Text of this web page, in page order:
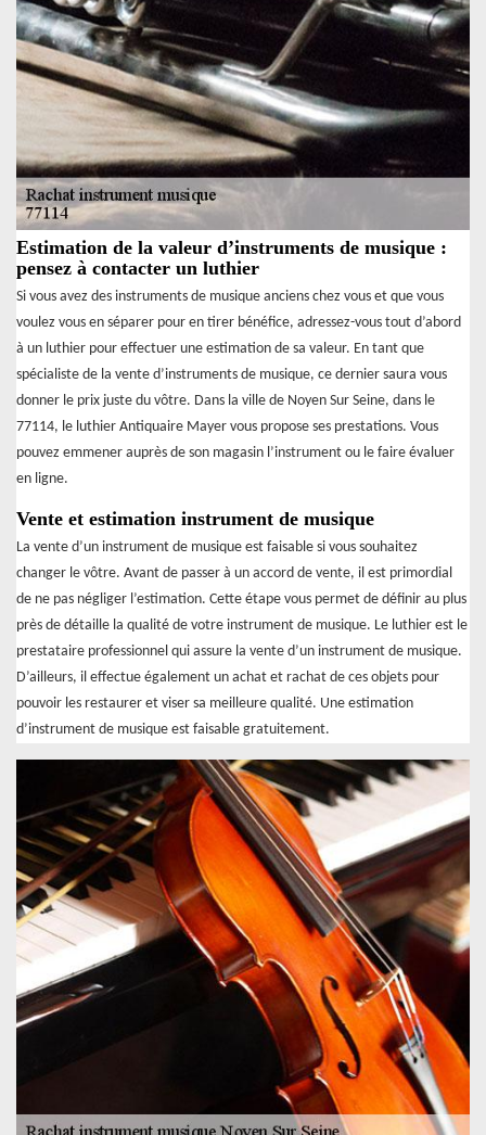
Estimation de la valeur d’instruments de musique :
pensez à contacter un luthier
Si vous avez des instruments de musique anciens chez vous et que vous
voulez vous en séparer pour en tirer bénéfice, adressez-vous tout d’abord
à un luthier pour effectuer une estimation de sa valeur. En tant que
spécialiste de la vente d’instruments de musique, ce dernier saura vous
donner le prix juste du vôtre. Dans la ville de Noyen Sur Seine, dans le
77114, le luthier Antiquaire Mayer vous propose ses prestations. Vous
pouvez emmener auprès de son magasin l’instrument ou le faire évaluer
en ligne.
Vente et estimation instrument de musique
La vente d’un instrument de musique est faisable si vous souhaitez
changer le vôtre. Avant de passer à un accord de vente, il est primordial
de ne pas négliger l’estimation. Cette étape vous permet de définir au plus
près de détaille la qualité de votre instrument de musique. Le luthier est le
prestataire professionnel qui assure la vente d’un instrument de musique.
D’ailleurs, il effectue également un achat et rachat de ces objets pour
pouvoir les restaurer et viser sa meilleure qualité. Une estimation
d’instrument de musique est faisable gratuitement.